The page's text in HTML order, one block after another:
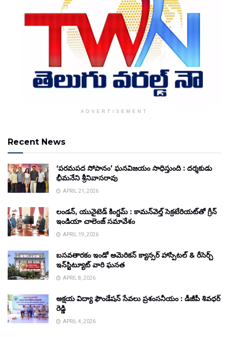
ADVERTISEMENT
Recent News
‘పరమపద సోపానం’ ఘనవిజయం సాధిస్తుంది : దర్శకుడు
భీమనేని శ్రీనివాసరావు
APRIL 21, 2026
లండన్, యునైటెడ్ కింగ్డమ్ : కామన్‌వెల్త్ సెక్రటేరియట్‌తో గ్రీన్
ఇండియా చాలెంజ్ సమావేశం
APRIL 19, 2026
బసవతారకం ఇండో అమెరికన్ క్యాన్సర్ హాస్పిటల్ & రీసెర్చ్
ఇన్‌స్టిట్యూట్ వారి ఘనత
APRIL 8, 2026
అక్షయ విద్యా ఫౌండేషన్ సేవలు ప్రశంసనీయం : డీజీపీ శివధర్
రెడ్డి
APRIL 4, 2026